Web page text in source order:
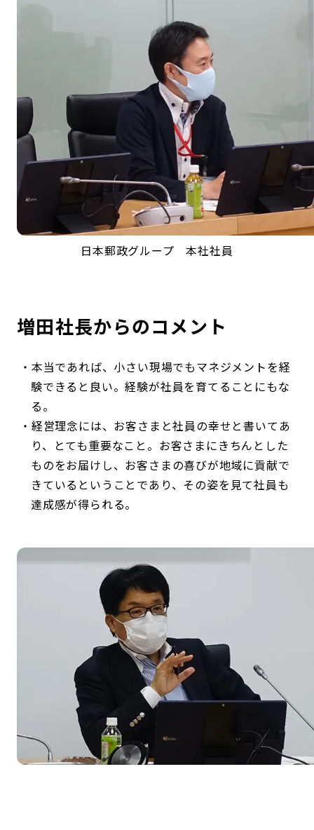
日本郵政グループ 本社社員
増田社長からのコメント
本当であれば、小さい現場でもマネジメントを経
験できると良い。経験が社員を育てることにもな
る。
経営理念には、お客さまと社員の幸せと書いてあ
り、とても重要なこと。お客さまにきちんとした
ものをお届けし、お客さまの喜びが地域に貢献で
きているということであり、その姿を見て社員も
達成感が得られる。